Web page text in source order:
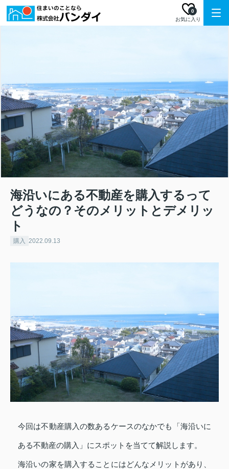
お気に入り
0
海沿いにある不動産を購入するって
どうなの？そのメリットとデメリッ
ト
購入 2022.09.13
今回は不動産購入の数あるケースのなかでも「海沿いに
ある不動産の購入」にスポットを当てて解説します。
海沿いの家を購入することにはどんなメリットがあり、